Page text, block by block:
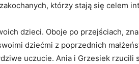
którzy stają się celem
dzieci. Oboje po przejściach,
dziećmi z poprzednich
uczucie. Ania i Grzesiek rzucili